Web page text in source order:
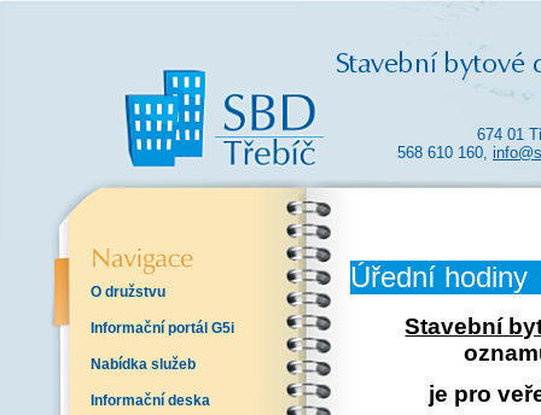
674 01
568 610 160,
O družstvu
Informační portál G5i
Nabídka služeb
Informační deska
Úřední hodiny
Stavební
je pro